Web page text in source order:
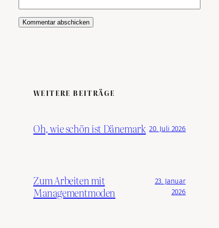
WEITERE BEITRÄGE
Oh, wie schön ist Dänemark 20. Juli 2026
Zum Arbeiten mit
Managementmoden
23. Januar
2026